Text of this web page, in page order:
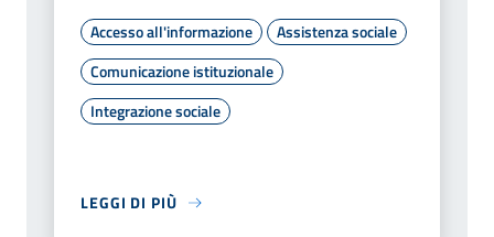
Accesso all'informazione
Assistenza sociale
Comunicazione istituzionale
Integrazione sociale
LEGGI DI PIÙ